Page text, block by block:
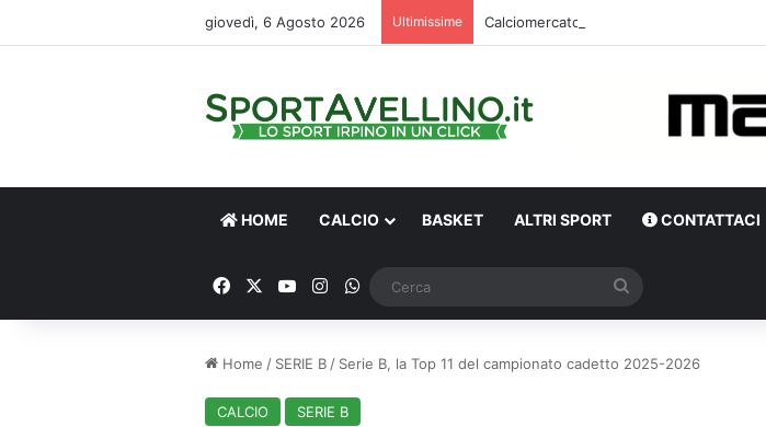
giovedì, 6 Agosto 2026 Ultimissime
HOME CALCIO BASKET ALTRI SPORT CONTATTACI
FacebookYou TubeInstagram
WhatsApp
Home / SERIE B / Serie B, la Top 11 del campionato cadetto 2025-2026
CALCIO SERIE B